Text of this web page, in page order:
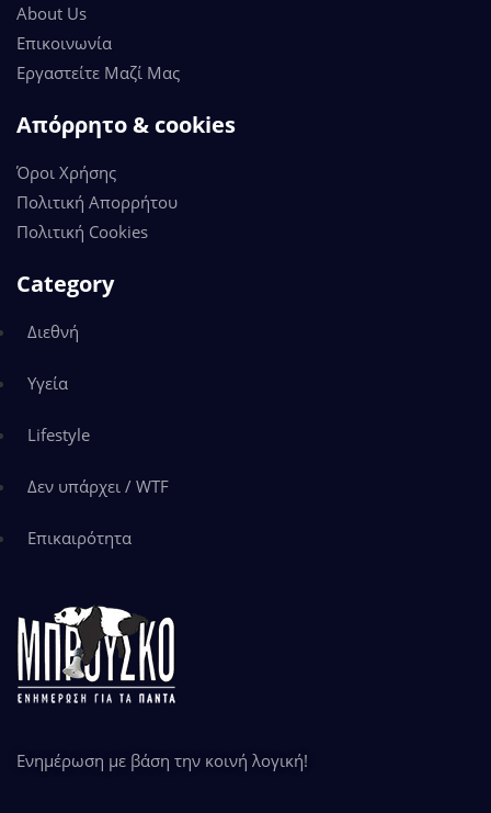
About Us
Επικοινωνία
Εργαστείτε Μαζί Μας
Απόρρητο & cookies
Όροι Χρήσης
Πολιτική Απορρήτου
Πολιτική Cookies
Category
Διεθνή
Υγεία
Lifestyle
Δεν υπάρχει / WTF
Επικαιρότητα
Ενημέρωση με βάση την κοινή λογική!